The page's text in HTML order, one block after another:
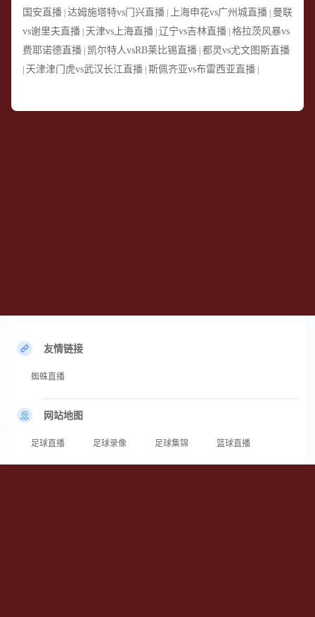
国安直播 达姆施塔特vs门兴直播 上海申花vs广州城直播 曼联
vs谢里夫直播 天津vs上海直播 辽宁vs吉林直播 格拉茨风暴vs
费耶诺德直播 凯尔特人vsRB莱比锡直播 都灵vs尤文图斯直播
天津津门虎vs武汉长江直播 斯佩齐亚vs布雷西亚直播
友情链接
蜘蛛直播
网站地图
足球直播 足球录像 足球集锦 篮球直播